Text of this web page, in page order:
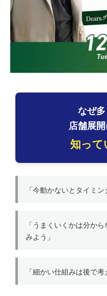
なぜ多
店舗展
知って
「今動かないとタイミ
「うまくいくかは分か
みよう」
「細かい仕組みは後で考